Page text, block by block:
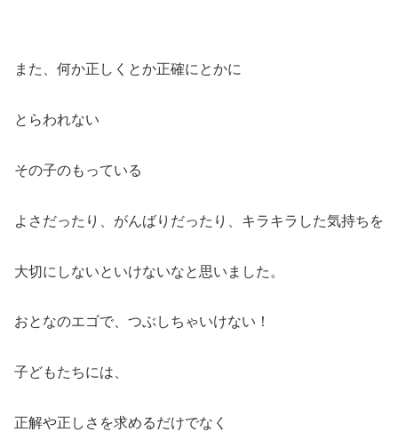
また、何か正しくとか正確にとかに
とらわれない
その子のもっている
よさだったり、がんばりだったり、キラキラした気持ちを
大切にしないといけないなと思いました。
おとなのエゴで、つぶしちゃいけない！
子どもたちには、
正解や正しさを求めるだけでなく